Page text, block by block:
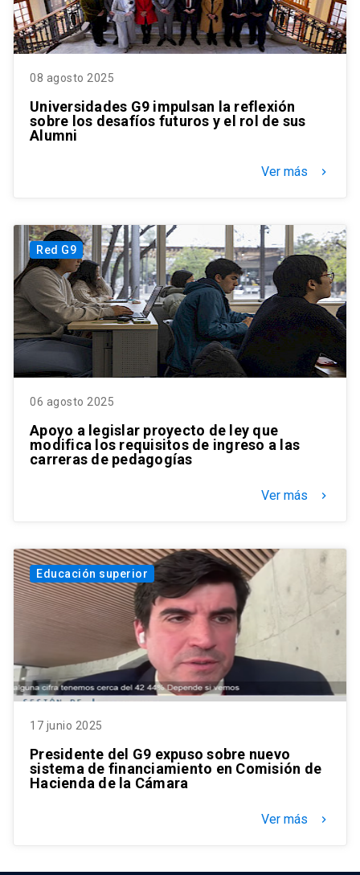
08 agosto 2025
Universidades G9 impulsan la reflexión
sobre los desafíos futuros y el rol de sus
Alumni
Ver más keyboard_arrow_right
Red G9
06 agosto 2025
Apoyo a legislar proyecto de ley que
modifica los requisitos de ingreso a las
carreras de pedagogías
Ver más keyboard_arrow_right
Educación superior
17 junio 2025
Presidente del G9 expuso sobre nuevo
sistema de financiamiento en Comisión de
Hacienda de la Cámara
Ver más keyboard_arrow_right